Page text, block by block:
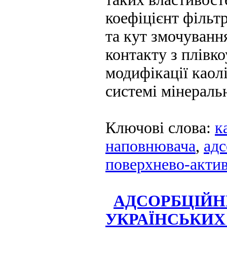
коефіцієнт
та кут
контакту з
модифікації
системі
Ключові слова:
наповнювача,
поверхнево-